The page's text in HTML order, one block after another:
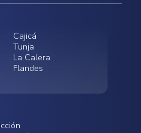
Cajicá
Tunja
La Calera
Flandes
Infinitum Zentral